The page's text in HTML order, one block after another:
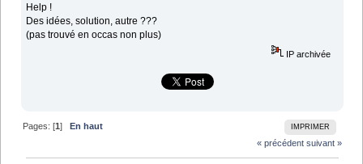
Help !
Des idées, solution, autre ???
(pas trouvé en occas non plus)
IP archivée
IMPRIMER
Pages: [1]En haut
« précédent suivant »